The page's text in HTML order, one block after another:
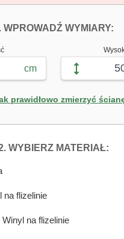
WPROWADŹ WYMIARY:
cm
prawidłowo zmierzyć
WYBIERZ MATERIAŁ:
na flizelinie
na flizelinie